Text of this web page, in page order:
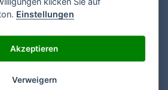
des Gerätes
Problems so genau wie möglich
Einstellungen
Akzeptieren
Verweigern